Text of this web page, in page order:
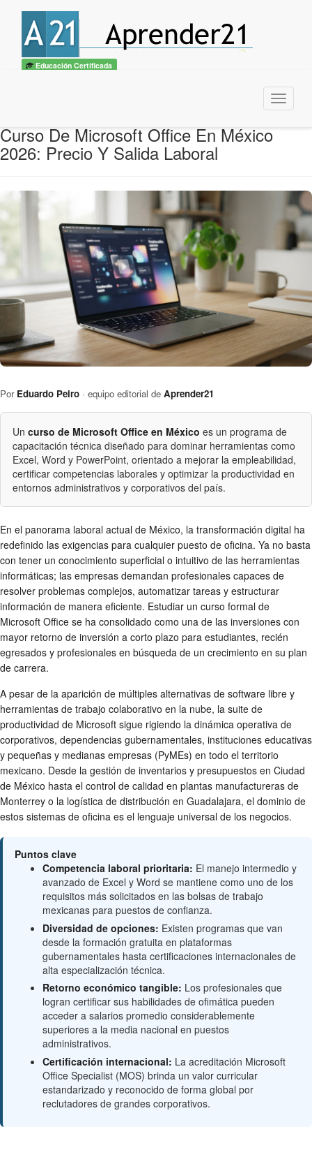
Educación Certificada
Menu
Curso De Microsoft Office En México
2026: Precio Y Salida Laboral
Por Eduardo Peiro · equipo editorial de Aprender21
Un curso de Microsoft Office en México es un programa de
capacitación técnica diseñado para dominar herramientas como
Excel, Word y PowerPoint, orientado a mejorar la empleabilidad,
certificar competencias laborales y optimizar la productividad en
entornos administrativos y corporativos del país.
En el panorama laboral actual de México, la transformación digital ha
redefinido las exigencias para cualquier puesto de oficina. Ya no basta
con tener un conocimiento superficial o intuitivo de las herramientas
informáticas; las empresas demandan profesionales capaces de
resolver problemas complejos, automatizar tareas y estructurar
información de manera eficiente. Estudiar un curso formal de
Microsoft Office se ha consolidado como una de las inversiones con
mayor retorno de inversión a corto plazo para estudiantes, recién
egresados y profesionales en búsqueda de un crecimiento en su plan
de carrera.
A pesar de la aparición de múltiples alternativas de software libre y
herramientas de trabajo colaborativo en la nube, la suite de
productividad de Microsoft sigue rigiendo la dinámica operativa de
corporativos, dependencias gubernamentales, instituciones educativas
y pequeñas y medianas empresas (PyMEs) en todo el territorio
mexicano. Desde la gestión de inventarios y presupuestos en Ciudad
de México hasta el control de calidad en plantas manufactureras de
Monterrey o la logística de distribución en Guadalajara, el dominio de
estos sistemas de oficina es el lenguaje universal de los negocios.
Puntos clave
Competencia laboral prioritaria: El manejo intermedio y
avanzado de Excel y Word se mantiene como uno de los
requisitos más solicitados en las bolsas de trabajo
mexicanas para puestos de confianza.
Diversidad de opciones: Existen programas que van
desde la formación gratuita en plataformas
gubernamentales hasta certificaciones internacionales de
alta especialización técnica.
Retorno económico tangible: Los profesionales que
logran certificar sus habilidades de ofimática pueden
acceder a salarios promedio considerablemente
superiores a la media nacional en puestos
administrativos.
Certificación internacional: La acreditación Microsoft
Office Specialist (MOS) brinda un valor curricular
estandarizado y reconocido de forma global por
reclutadores de grandes corporativos.